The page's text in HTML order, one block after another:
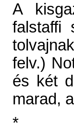
A
falstaffi
felv.)
és két
marad,
*